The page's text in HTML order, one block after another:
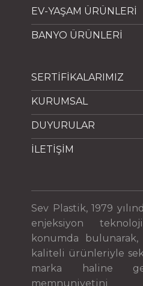
EV-YAŞAM ÜRÜNLERİ
BANYO ÜRÜNLERİ
SERTİFİKALARIMIZ
KURUMSAL
DUYURULAR
İLETİŞİM
Sev Plastik, 1979
enjeksiyon
konumda bulunarak,
kaliteli ürünleriyle
marka haline